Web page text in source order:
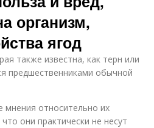
организм,
ягод
также известна, как терн или
предшественниками обычной
относительно их
они практически не несут